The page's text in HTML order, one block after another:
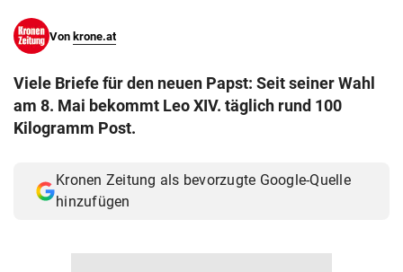
Von krone.at
Viele Briefe für den neuen Papst: Seit seiner Wahl
am 8. Mai bekommt Leo XIV. täglich rund 100
Kilogramm Post.
Kronen Zeitung als bevorzugte Google-Quelle
hinzufügen